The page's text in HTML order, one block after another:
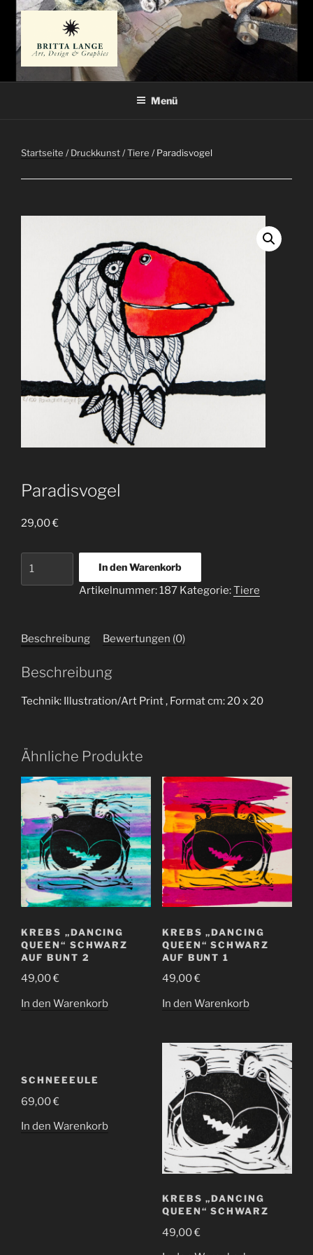
Zum
Inhalt
springen
BRITTA LANGE
Menü
Startseite /Druckkunst/Tiere / Paradisvogel
Paradisvogel
29,00€
In den Warenkorb
Artikelnummer:187 Kategorie:Tiere
Beschreibung Bewertungen (0)
Beschreibung
Technik: Illustration/Art Print , Format cm: 20 x 20
Ähnliche Produkte
KREBS „DANCING
QUEEN“ SCHWARZ
AUF BUNT 2
49,00€
In den Warenkorb
KREBS „DANCING
QUEEN“ SCHWARZ
AUF BUNT 1
49,00€
In den Warenkorb
SCHNEEEULE
69,00€
In den Warenkorb
KREBS „DANCING
QUEEN“ SCHWARZ
49,00€